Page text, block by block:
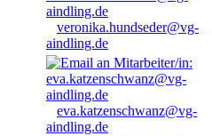
veronika.hundseder@vg-
aindling.de
eva.katzenschwanz@vg-
aindling.de